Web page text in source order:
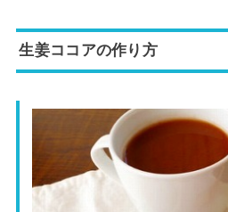
生姜ココアの作り方